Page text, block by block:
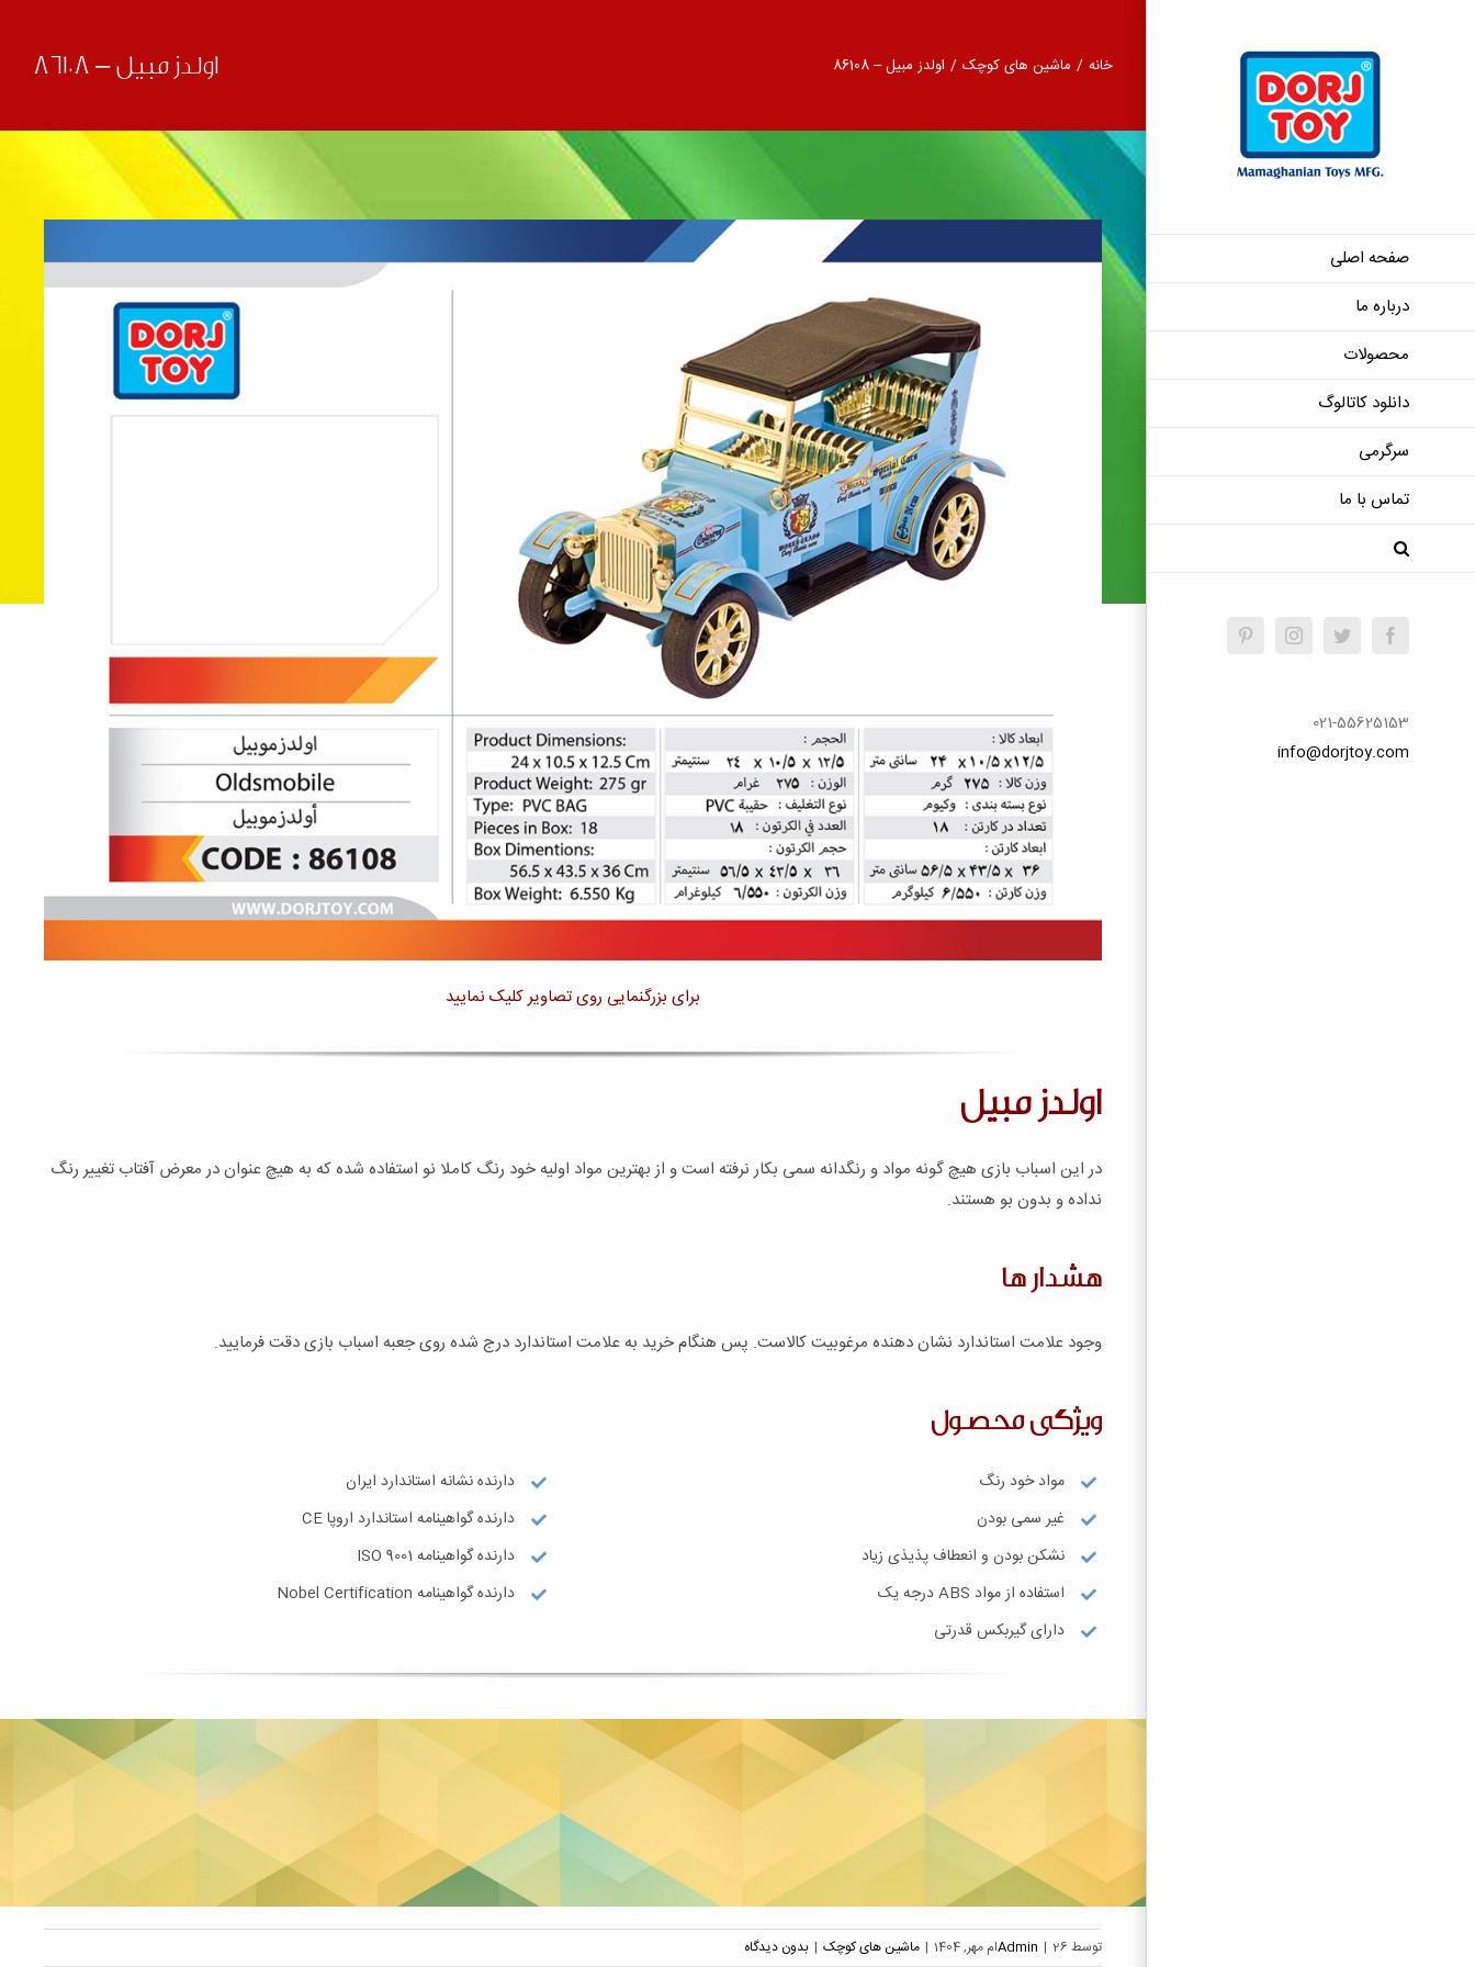
صفحه اصلی
درباره ما
محصولات
دانلود کاتالوگ
سرگرمی
تماس با ما
Facebook
Twitter
Instagram
021-55625153
info@dorjtoy.com
اولدز مبیل – 86108 خانه / ماشین های کوچک / اولدز مبیل – 86108
قبلی بعدی
برای بزرگنمایی روی تصاویر کلیک نمایید
اولدز مبیل
در این اسباب بازی هیچ گونه مواد و رنگدانه سمی بکار نرفته است و از بهترین مواد اولیه خود رنگ کاملا نو استفاده شده که به هیچ عنوان در معرض آفتاب تغییر رنگ
نداده و بدون بو هستند.
هشدار ها
وجود علامت استاندارد نشان دهنده مرغوبیت کالاست. پس هنگام خرید به علامت استاندارد درج شده روی جعبه اسباب بازی دقت فرمایید.
ویژگی محصول
مواد خود رنگ
غیر سمی بودن
نشکن بودن و انعطاف پذیذی زیاد
استفاده از مواد ABS درجه یک
دارای گیربکس قدرتی
دارنده نشانه استاندارد ایران
دارنده گواهینامه استاندارد اروپا CE
دارنده گواهینامه ISO 9001
دارنده گواهینامه Nobel Certification
توسط Admin | 26ام مهر, 1404 | ماشین های کوچک | بدون دیدگاه